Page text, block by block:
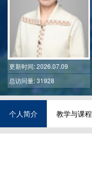
更新时间: 2026.07.09
总访问量: 31928
个人简介 教学与课程